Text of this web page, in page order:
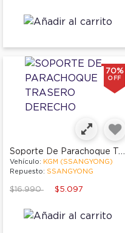
70%
OFF
Soporte De Parachoque Trasero Derecho
Vehículo: KGM (SSANGYONG)
Repuesto: SSANGYONG
Price reduced from
$16.990to $5.097